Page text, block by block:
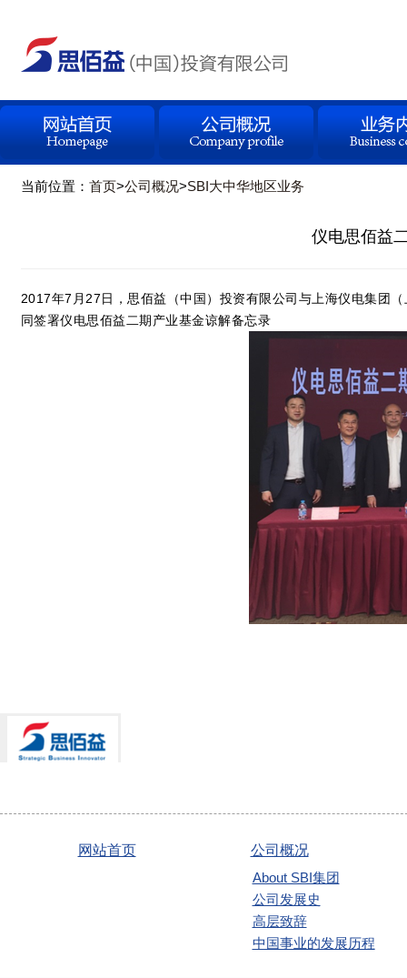
当前位置： 首页>公司概况>SBI大中华地区业务
仪电思佰益
2017年7月27日，思佰益（中国）投资有限公司与上海仪电集团
同签署仪电思佰益二期产业基金谅解备忘录
网站首页
公司概况
About SBI集团
公司发展史
高层致辞
中国事业的发展历程